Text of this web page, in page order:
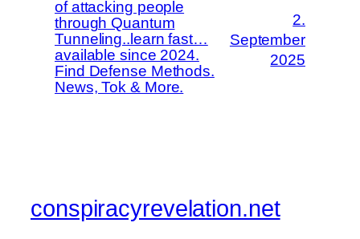
of attacking people
through Quantum
Tunneling..learn fast…
available since 2024.
Find Defense Methods.
News, Tok & More.
2.
September
2025
conspiracyrevelation.net